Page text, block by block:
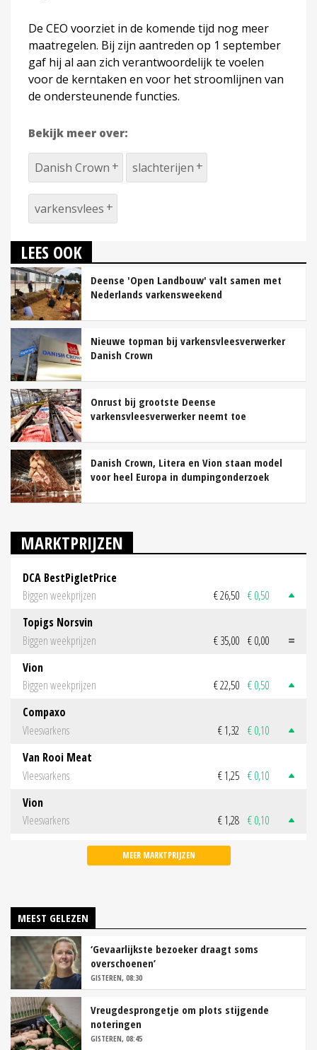
De CEO voorziet in de komende tijd nog meer
maatregelen. Bij zijn aantreden op 1 september
gaf hij al aan zich verantwoordelijk te voelen
voor de kerntaken en voor het stroomlijnen van
de ondersteunende functies.
Bekijk meer over:
Danish Crown slachterijen
varkensvlees
LEES OOK
Deense 'Open Landbouw' valt samen met
Nederlands varkensweekend
Nieuwe topman bij varkensvleesverwerker
Danish Crown
Onrust bij grootste Deense
varkensvleesverwerker neemt toe
Danish Crown, Litera en Vion staan model
voor heel Europa in dumpingonderzoek
MARKTPRIJZEN
DCA BestPigletPrice
Biggen weekprijzen
€ 26,50 € 0,50
Topigs Norsvin
Biggen weekprijzen
€ 35,00 € 0,00
Vion
Biggen weekprijzen
€ 22,50 € 0,50
Compaxo
Vleesvarkens
€ 1,32 € 0,10
Van Rooi Meat
Vleesvarkens
€ 1,25 € 0,10
Vion
Vleesvarkens
€ 1,28 € 0,10
MEER MARKTPRIJZEN
MEEST GELEZEN
‘Gevaarlijkste bezoeker draagt soms
overschoenen’
GISTEREN, 08:30
Vreugdesprongetje om plots stijgende
noteringen
GISTEREN, 08:45